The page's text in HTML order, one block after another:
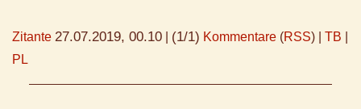
Zitante 27.07.2019, 00.10 (1/1) Kommentare (RSS) | TB
PL